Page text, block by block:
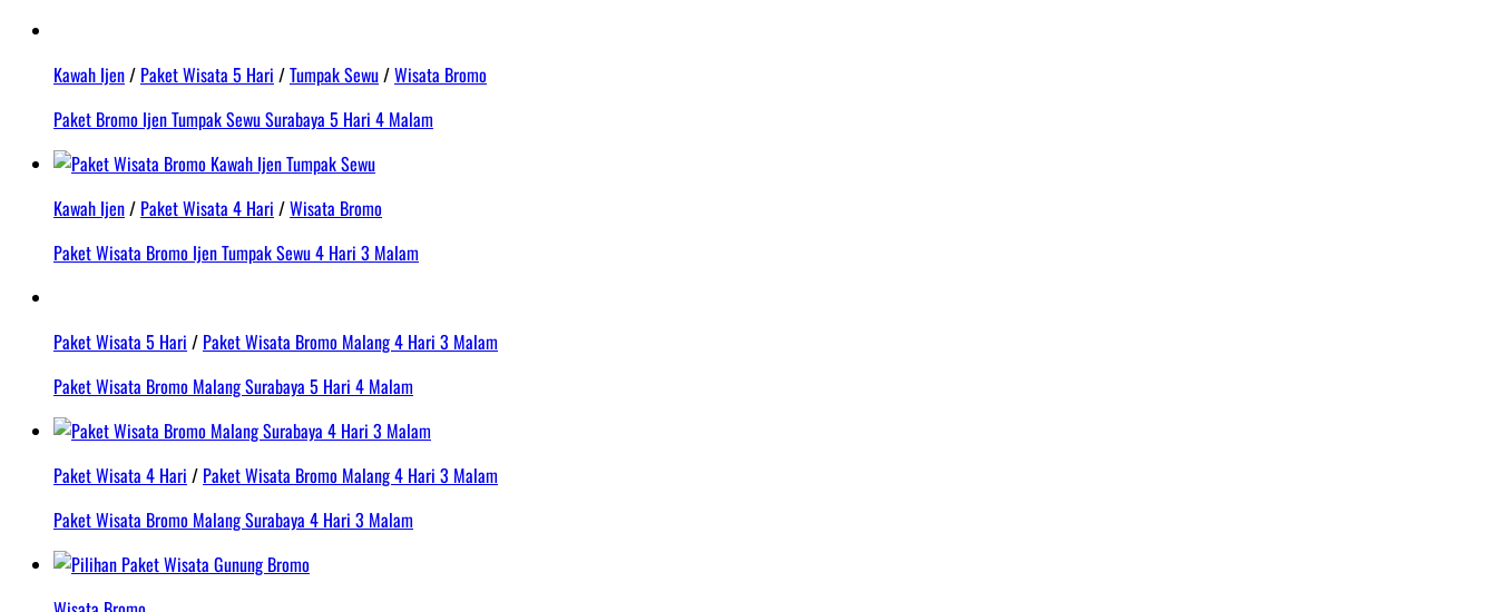
Kawah Ijen/ Paket Wisata 5 Hari /Tumpak Sewu/Wisata Bromo
Paket Bromo Ijen Tumpak Sewu Surabaya 5 Hari 4 Malam
Kawah Ijen/ Paket Wisata 4 Hari /Wisata Bromo
Paket Wisata Bromo Ijen Tumpak Sewu 4 Hari 3 Malam
Paket Wisata 5 Hari / Paket Wisata Bromo Malang 4 Hari 3 Malam
Paket Wisata Bromo Malang Surabaya 5 Hari 4 Malam
Paket Wisata 4 Hari / Paket Wisata Bromo Malang 4 Hari 3 Malam
Paket Wisata Bromo Malang Surabaya 4 Hari 3 Malam